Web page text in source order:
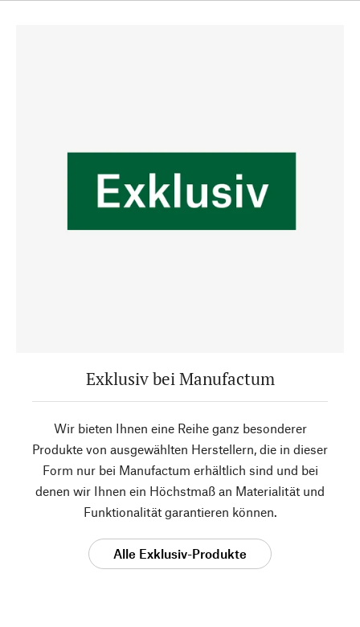
Exklusiv bei Manufactum
Wir bieten Ihnen eine Reihe ganz besonderer
Produkte von ausgewählten Herstellern, die in dieser
Form nur bei Manufactum erhältlich sind und bei
denen wir Ihnen ein Höchstmaß an Materialität und
Funktionalität garantieren können.
Alle Exklusiv-Produkte